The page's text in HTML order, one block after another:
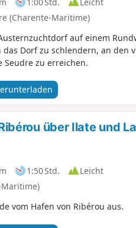
(Charente-Maritime)
auf einem
Dorf zu schlendern, an den
zu erreichen.
über Ilate und
1:50 Std.
Leicht
vom Hafen von Ribérou aus.